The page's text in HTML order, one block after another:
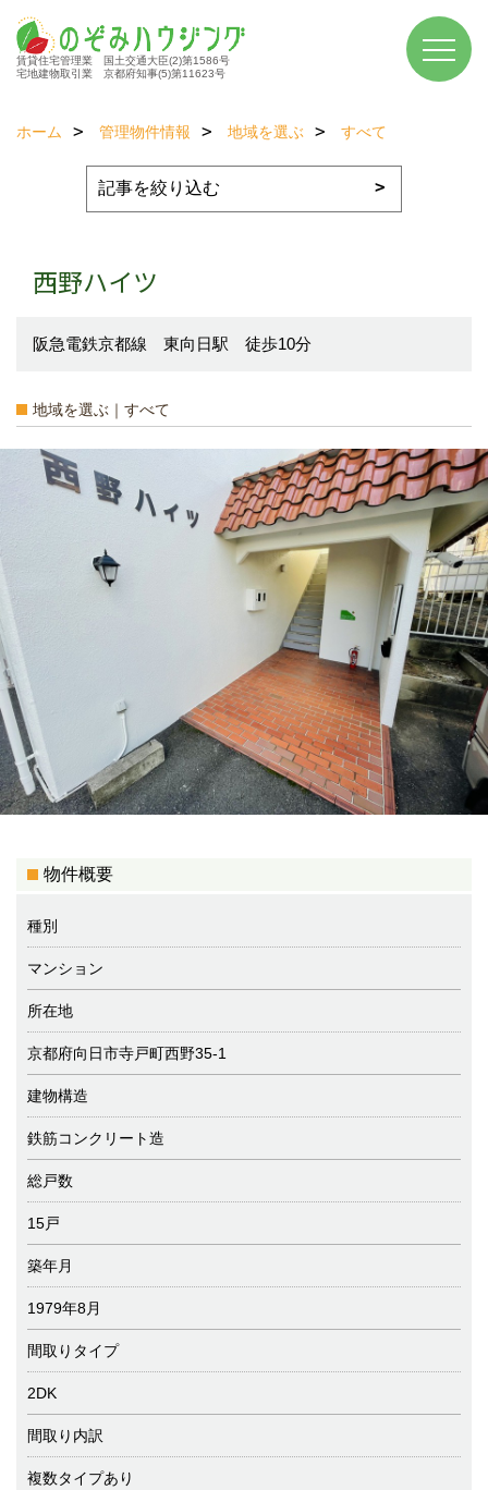
賃貸住宅管理業 国土交通大臣(2)第1586号
宅地建物取引業 京都府知事(5)第11623号
ホーム 管理物件情報 地域を選ぶ すべて
西野ハイツ
阪急電鉄京都線 東向日駅 徒歩10分
地域を選ぶ｜すべて
物件概要
種別
マンション
所在地
京都府向日市寺戸町西野35-1
建物構造
鉄筋コンクリート造
総戸数
15戸
築年月
1979年8月
間取りタイプ
2DK
間取り内訳
複数タイプあり